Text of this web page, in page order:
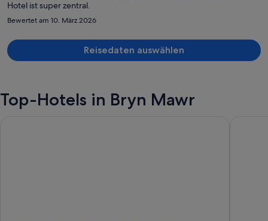
Hotel ist super zentral.
Bewertet am 10. März 2026
Reisedaten auswählen
Top-Hotels in Bryn Mawr